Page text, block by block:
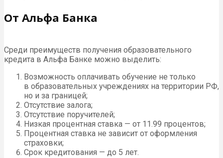
От Альфа Банка
Среди преимуществ получения образовательного
кредита в Альфа Банке можно выделить:
Возможность оплачивать обучение не только
в образовательных учреждениях на территории РФ,
но и за границей;
Отсутствие залога;
Отсутствие поручителей;
Низкая процентная ставка — от 11.99 процентов;
Процентная ставка не зависит от оформления
страховки;
Срок кредитования — до 5 лет.